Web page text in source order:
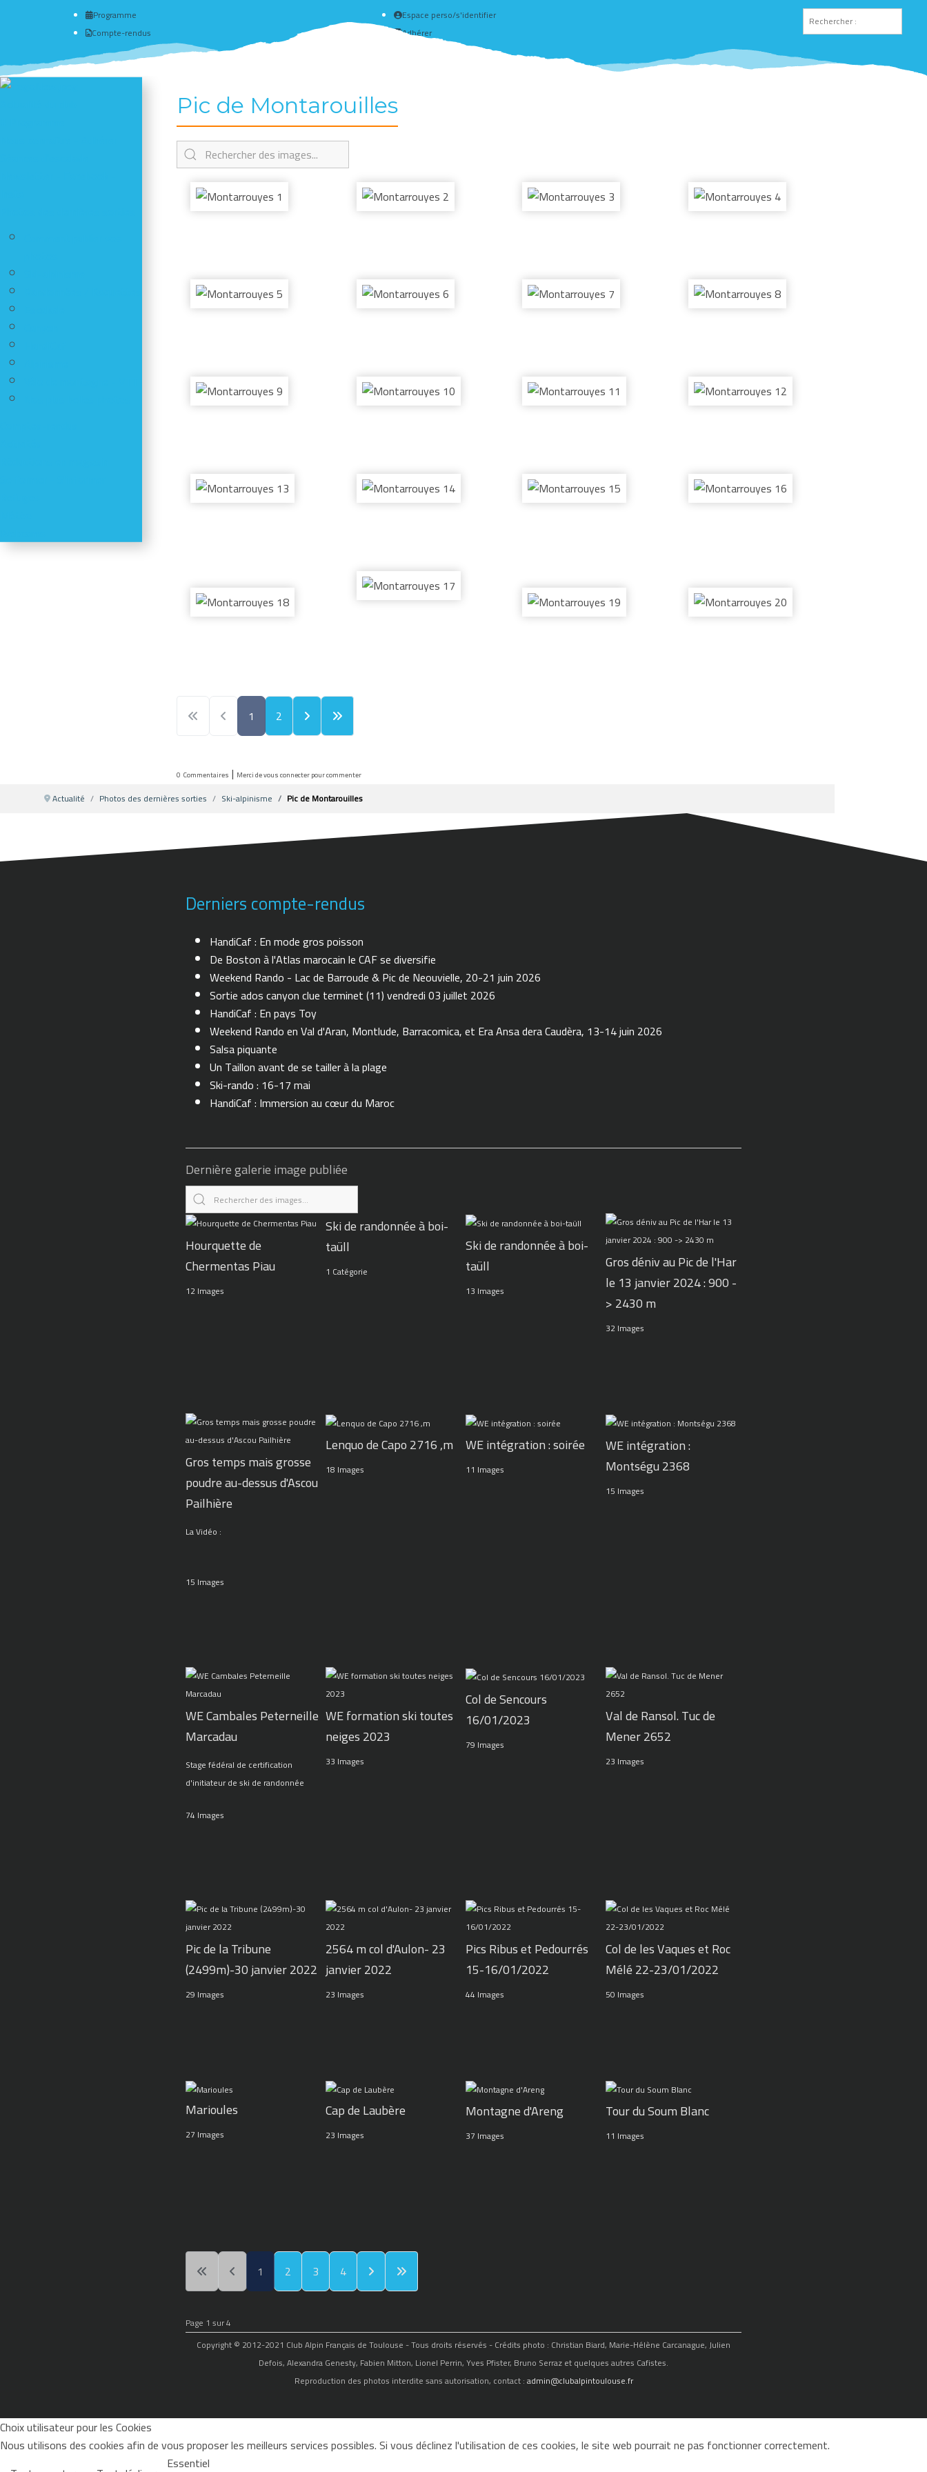
Programme
Compte-rendus
Espace perso/s'identifier
Adhérer
Créer un compte
Pic de Montarouilles
1 2
0 Commentaires | Merci de vous connecter pour commenter
Actualité Photos des dernières sorties Ski-alpinisme Pic de Montarouilles
Derniers compte-rendus
HandiCaf : En mode gros poisson
De Boston à l'Atlas marocain le CAF se diversifie
Weekend Rando - Lac de Barroude & Pic de Neouvielle, 20-21 juin 2026
Sortie ados canyon clue terminet (11) vendredi 03 juillet 2026
HandiCaf : En pays Toy
Weekend Rando en Val d'Aran, Montlude, Barracomica, et Era Ansa dera Caudèra, 13-14 juin 2026
Salsa piquante
Un Taillon avant de se tailler à la plage
Ski-rando : 16-17 mai
HandiCaf : Immersion au cœur du Maroc
Dernière galerie image publiée
Hourquette de
Chermentas Piau
12 Images
Ski de randonnée à boi-
taüll
1 Catégorie
Ski de randonnée à boi-
taüll
13 Images
Gros déniv au Pic de l'Har
le 13 janvier 2024 : 900 -
> 2430 m
32 Images
Gros temps mais grosse
poudre au-dessus d'Ascou
Pailhière
La Vidéo :
15 Images
Lenquo de Capo 2716 ,m
18 Images
WE intégration : soirée
11 Images
WE intégration :
Montségu 2368
15 Images
WE Cambales Peterneille
Marcadau
Stage fédéral de certification
d'initiateur de ski de randonnée
74 Images
WE formation ski toutes
neiges 2023
33 Images
Col de Sencours
16/01/2023
79 Images
Val de Ransol. Tuc de
Mener 2652
23 Images
Pic de la Tribune
(2499m)-30 janvier 2022
29 Images
2564 m col d'Aulon- 23
janvier 2022
23 Images
Pics Ribus et Pedourrés
15-16/01/2022
44 Images
Col de les Vaques et Roc
Mélé 22-23/01/2022
50 Images
Marioules
27 Images
Cap de Laubère
23 Images
Montagne d'Areng
37 Images
Tour du Soum Blanc
11 Images
1 2 3 4
Page 1 sur 4
Copyright © 2012-2021 Club Alpin Français de Toulouse - Tous droits réservés - Crédits photo : Christian Biard, Marie-Hélène Carcanague, Julien
Defois, Alexandra Genesty, Fabien Mitton, Lionel Perrin, Yves Pfister, Bruno Serraz et quelques autres Cafistes.
Reproduction des photos interdite sans autorisation, contact :admin@clubalpintoulouse.fr
Choix utilisateur pour les Cookies
Nous utilisons des cookies afin de vous proposer les meilleurs services possibles. Si vous déclinez l'utilisation de ces cookies, le site web pourrait ne pas fonctionner correctement.
Essentiel